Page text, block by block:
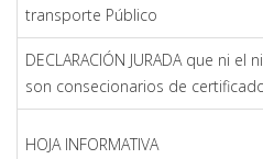
transporte Público
DECLARACIÓN JURADA que ni el
son consecionarios de
HOJA INFORMATIVA